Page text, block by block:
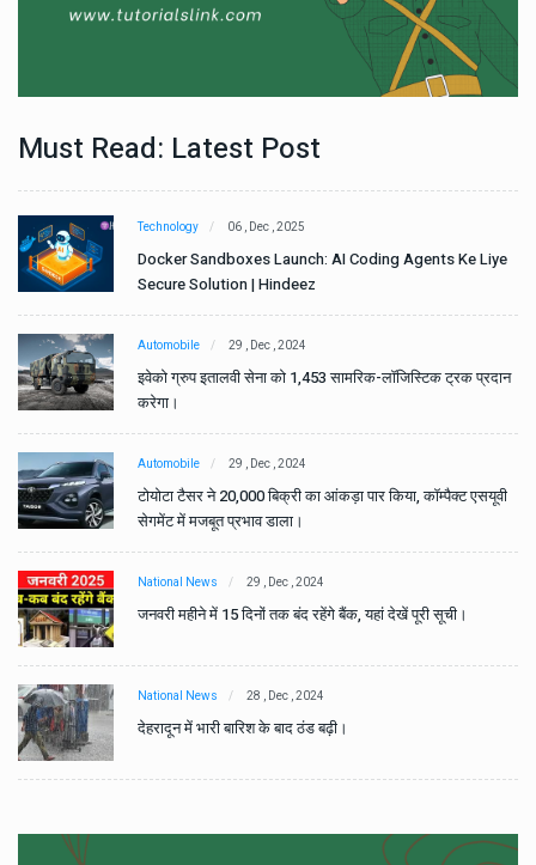
Must Read: Latest Post
Technology 06 , Dec , 2025
Docker Sandboxes Launch: AI Coding Agents Ke Liye
Secure Solution | Hindeez
Automobile 29 , Dec , 2024
इवेको ग्रुप इतालवी सेना को 1,453 सामरिक-लॉजिस्टिक ट्रक प्रदान
करेगा।
Automobile 29 , Dec , 2024
टोयोटा टैसर ने 20,000 बिक्री का आंकड़ा पार किया, कॉम्पैक्ट एसयूवी
सेगमेंट में मजबूत प्रभाव डाला।
National News 29 , Dec , 2024
जनवरी महीने में 15 दिनों तक बंद रहेंगे बैंक, यहां देखें पूरी सूची।
National News 28 , Dec , 2024
देहरादून में भारी बारिश के बाद ठंड बढ़ी।